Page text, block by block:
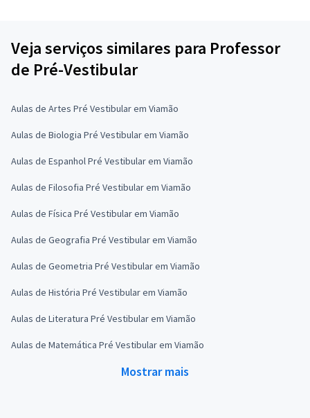
Veja serviços similares para Professor
de Pré-Vestibular
Aulas de Artes Pré Vestibular em Viamão
Aulas de Biologia Pré Vestibular em Viamão
Aulas de Espanhol Pré Vestibular em Viamão
Aulas de Filosofia Pré Vestibular em Viamão
Aulas de Física Pré Vestibular em Viamão
Aulas de Geografia Pré Vestibular em Viamão
Aulas de Geometria Pré Vestibular em Viamão
Aulas de História Pré Vestibular em Viamão
Aulas de Literatura Pré Vestibular em Viamão
Aulas de Matemática Pré Vestibular em Viamão
Mostrar mais